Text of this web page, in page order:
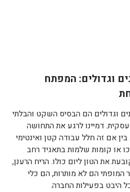
וגדולים: המפתח
וגדולים הם הבסיס השקט והבלתי
דמיינו לרגע את התחושה
אם זה חלל עבודה קטן ואינטימי
או קומות שלמות בתאגיד רחב
את הטון ליום כולו. הריח הרענן,
הם לא מותרות, הם כלי
היבט בפעילות החברה.